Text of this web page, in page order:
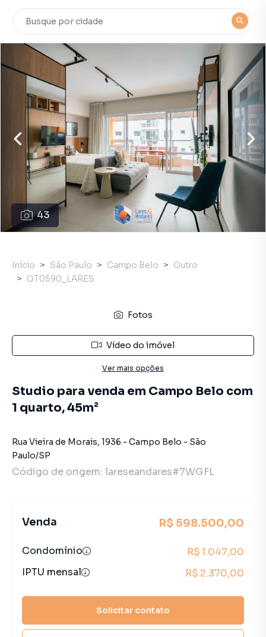
43
Início São Paulo Campo Belo
Outro
OT0590_LARES
Fotos
Vídeo do imóvel
Ver mais opções
Studio para venda em Campo Belo com
1 quarto, 45m²
Rua Vieira de Morais, 1936 - Campo Belo - São
Paulo/SP
Código de origem: lareseandares#7WGFL
Venda R$ 598.500,00
Condomínio
R$ 1.047,00
IPTU mensal
R$ 2.370,00
Solicitar contato